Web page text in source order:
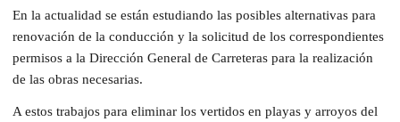
En la actualidad se están estudiando las posibles alternativas para
renovación de la conducción y la solicitud de los correspondientes
permisos a la Dirección General de Carreteras para la realización
de las obras necesarias.
A estos trabajos para eliminar los vertidos en playas y arroyos del